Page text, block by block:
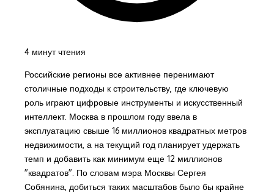
4 минут чтения
Российские регионы все активнее перенимают
столичные подходы к строительству, где ключевую
роль играют цифровые инструменты и искусственный
интеллект. Москва в прошлом году ввела в
эксплуатацию свыше 16 миллионов квадратных метров
недвижимости, а на текущий год планирует удержать
темп и добавить как минимум еще 12 миллионов
"квадратов". По словам мэра Москвы Сергея
Собянина, добиться таких масштабов было бы крайне